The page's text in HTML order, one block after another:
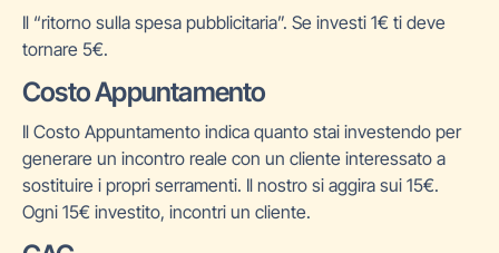
Il “ritorno sulla spesa pubblicitaria”. Se investi 1€ ti deve
tornare 5€.
Costo Appuntamento
Il Costo Appuntamento indica quanto stai investendo per
generare un incontro reale con un cliente interessato a
sostituire i propri serramenti. Il nostro si aggira sui 15€.
Ogni 15€ investito, incontri un cliente.